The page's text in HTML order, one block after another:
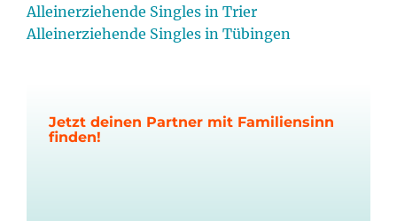
Alleinerziehende Singles in Trier
Alleinerziehende Singles in Tübingen
Jetzt deinen Partner mit Familiensinn
finden!